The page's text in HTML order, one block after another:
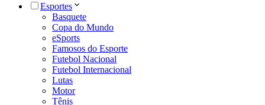
Esportes
Basquete
Copa do Mundo
eSports
Famosos do Esporte
Futebol Nacional
Futebol Internacional
Lutas
Motor
Tênis